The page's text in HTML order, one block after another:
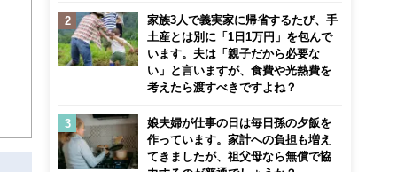
家族3人で義実家に帰省するたび、手
土産とは別に「1日1万円」を包んで
います。夫は「親子だから必要な
い」と言いますが、食費や光熱費を
考えたら渡すべきですよね？
娘夫婦が仕事の日は毎日孫の夕飯を
作っています。家計への負担も増え
てきましたが、祖父母なら無償で協